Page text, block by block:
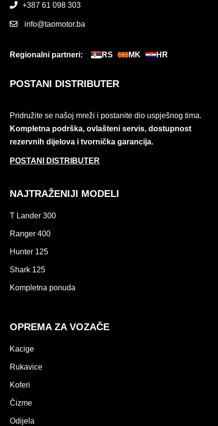
+387 61 098 303
info@taomotor.ba
Regionalni partneri: RS MK HR
POSTANI DISTRIBUTER
Pridružite se našoj mreži i postanite dio uspješnog tima.
Kompletna podrška, ovlašteni servis, dostupnost
rezervnih dijelova i tvornička garancija.
POSTANI DISTRIBUTER
NAJTRAŽENIJI MODELI
T Lander 300
Ranger 400
Hunter 125
Shark 125
Kompletna ponuda
OPREMA ZA VOZAČE
Kacige
Rukavice
Koferi
Čizme
Odijela